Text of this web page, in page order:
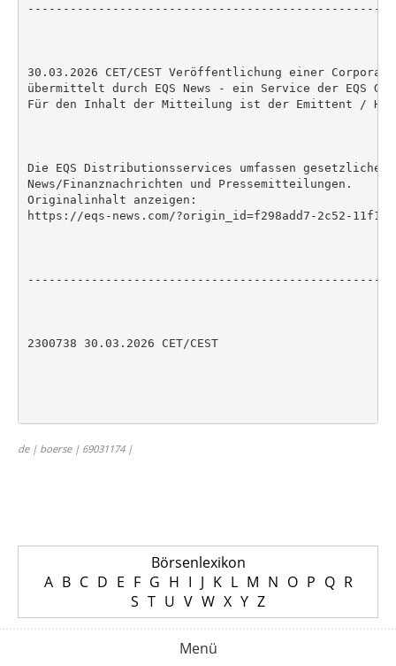
30.03.2026 CET/CEST Veröffentlichung einer
übermittelt durch EQS News - ein Service der EQS
Für den Inhalt der Mitteilung ist der Emittent /
Die EQS Distributionsservices umfassen gesetzliche
News/Finanznachrichten und Pressemitteilungen.
Originalinhalt anzeigen:
https://eqs-news.com/?origin_id=f298add7-2c52-11f1-
2300738 30.03.2026 CET/CEST
de | boerse | 69031174 |
Börsenlexikon
A B C D E F G H I J K L M N O P Q R
S T U V W X Y Z
Menü